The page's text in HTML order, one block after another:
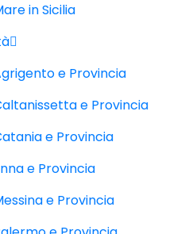
in Sicilia
e Provincia
e Provincia
e Provincia
e Provincia
e Provincia